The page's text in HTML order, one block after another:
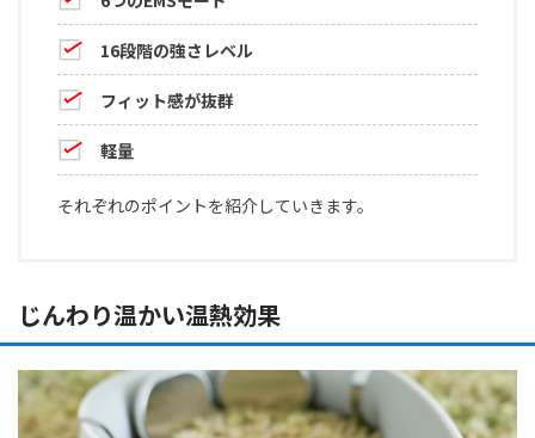
16段階の強さレベル
フィット感が抜群
軽量
それぞれのポイントを紹介していきます。
じんわり温かい温熱効果